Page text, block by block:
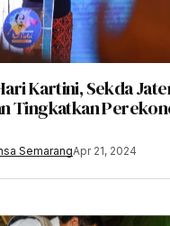
Kartini, Sekda
Tingkatkan
SemarangApr 21, 2024